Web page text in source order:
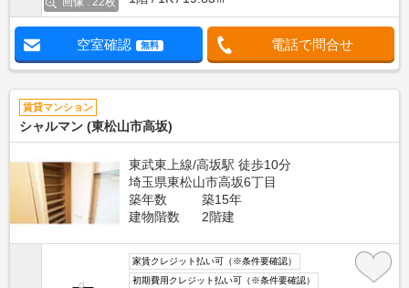
空室確認 無料 電話で問合せ
賃貸マンション
シャルマン (東松山市高坂)
東武東上線/高坂駅 徒歩10分
埼玉県東松山市高坂6丁目
築年数
築15年
建物階数
2階建
家賃クレジット払い可（※条件要確認）
初期費用クレジット払い可（※条件要確認）